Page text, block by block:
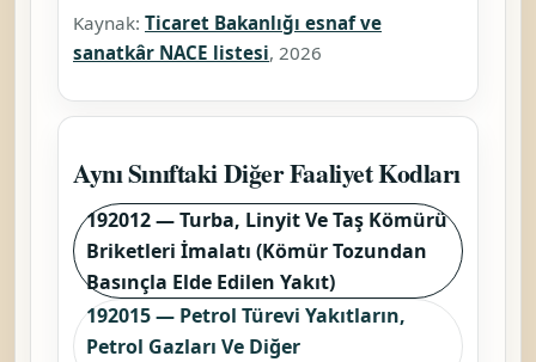
Kaynak: Ticaret Bakanlığı esnaf ve
sanatkâr NACE listesi, 2026
Aynı Sınıftaki Diğer Faaliyet Kodları
192012 — Turba, Linyit Ve Taş Kömürü
Briketleri İmalatı (Kömür Tozundan
Basınçla Elde Edilen Yakıt)
192015 — Petrol Türevi Yakıtların,
Petrol Gazları Ve Diğer